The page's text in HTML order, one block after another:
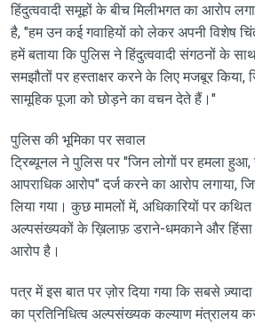
हिंदुत्ववादी समूहों के बीच मिलीभगत का आरोप
है, "हम उन कई गवाहियों को लेकर अपनी विशेष
हमें बताया कि पुलिस ने हिंदुत्ववादी संगठनों के
समझौतों पर हस्ताक्षर करने के लिए मजबूर किया,
सामूहिक पूजा को छोड़ने का वचन देते हैं।"
पुलिस की भूमिका पर सवाल
ट्रिब्यूनल ने पुलिस पर "जिन लोगों पर हमला हुआ,
आपराधिक आरोप" दर्ज करने का आरोप लगाया,
लिया गया। कुछ मामलों में, अधिकारियों पर कथित
अल्पसंख्यकों के ख़िलाफ़ डराने-धमकाने और हिंसा
आरोप है।
पत्र में इस बात पर ज़ोर दिया गया कि सबसे
का प्रतिनिधित्व अल्पसंख्यक कल्याण मंत्रालय